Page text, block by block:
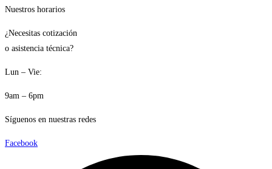
Nuestros horarios
¿Necesitas cotización
o asistencia técnica?
Lun – Vie:
9am – 6pm
Síguenos en nuestras redes
Facebook